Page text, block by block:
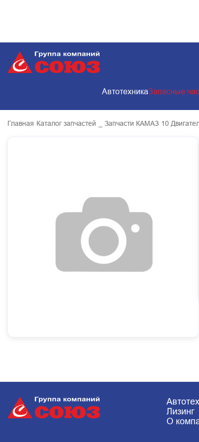
АвтотехникаЗапасные
Главная Каталог запчастей _ Запчасти КАМАЗ 10
Лизинг
О